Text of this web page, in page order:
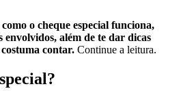
como o cheque especial funciona,
envolvidos, além de te dar dicas
contar. Continue a leitura.